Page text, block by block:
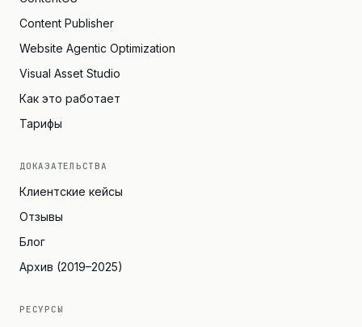
Content Publisher
Website Agentic Optimization
Visual Asset Studio
Как это работает
Тарифы
ДОКАЗАТЕЛЬСТВА
Клиентские кейсы
Отзывы
Блог
Архив (2019–2025)
РЕСУРСЫ